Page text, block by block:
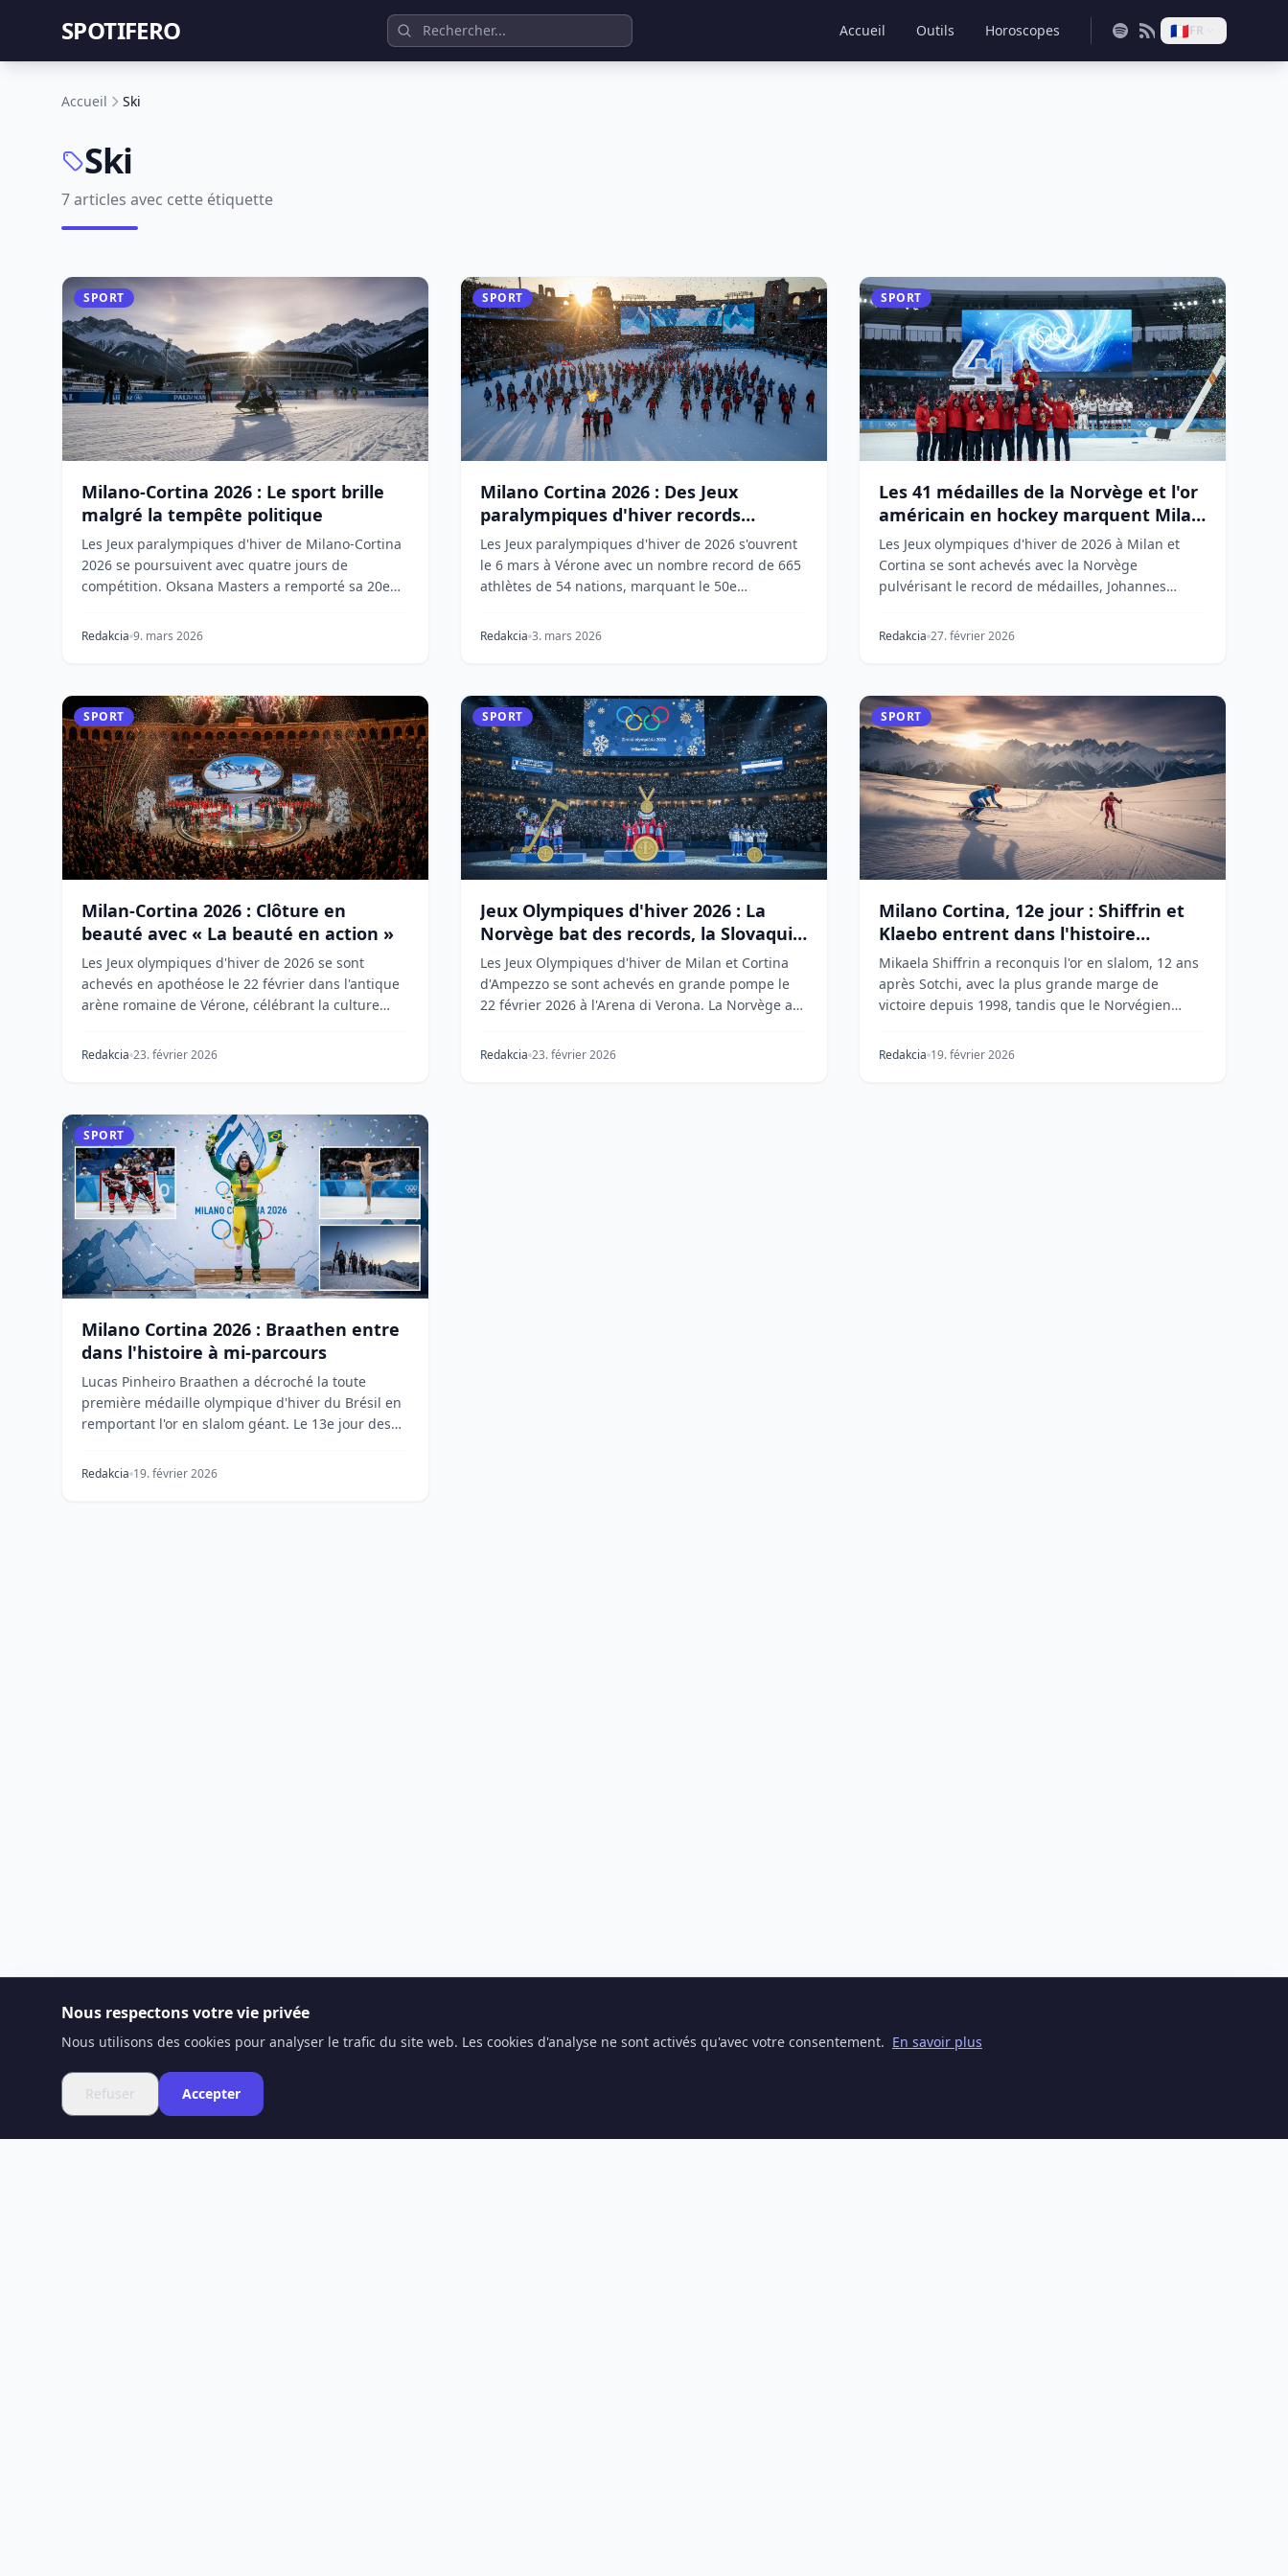
SPOTIFERO Accueil Outils Horoscopes 🇫🇷FR
Accueil Ski
Ski
7 articles avec cette étiquette
SPORT
Milano-Cortina 2026 : Le sport brille
malgré la tempête politique
Les Jeux paralympiques d'hiver de Milano-Cortina
2026 se poursuivent avec quatre jours de
compétition. Oksana Masters a remporté sa 20e
Redakcia 9. mars 2026
SPORT
Milano Cortina 2026 : Des Jeux
paralympiques d'hiver records
débutent le 6 mars
Les Jeux paralympiques d'hiver de 2026 s'ouvrent
le 6 mars à Vérone avec un nombre record de 665
athlètes de 54 nations, marquant le 50e
Redakcia 3. mars 2026
SPORT
Les 41 médailles de la Norvège et l'or
américain en hockey marquent Milan
2026
Les Jeux olympiques d'hiver de 2026 à Milan et
Cortina se sont achevés avec la Norvège
pulvérisant le record de médailles, Johannes
Redakcia 27. février 2026
SPORT
Milan-Cortina 2026 : Clôture en
beauté avec « La beauté en action »
Les Jeux olympiques d'hiver de 2026 se sont
achevés en apothéose le 22 février dans l'antique
arène romaine de Vérone, célébrant la culture
Redakcia 23. février 2026
SPORT
Jeux Olympiques d'hiver 2026 : La
Norvège bat des records, la Slovaquie
rentre bredouille
Les Jeux Olympiques d'hiver de Milan et Cortina
d'Ampezzo se sont achevés en grande pompe le
22 février 2026 à l'Arena di Verona. La Norvège a
Redakcia 23. février 2026
SPORT
Milano Cortina, 12e jour : Shiffrin et
Klaebo entrent dans l'histoire
olympique
Mikaela Shiffrin a reconquis l'or en slalom, 12 ans
après Sotchi, avec la plus grande marge de
victoire depuis 1998, tandis que le Norvégien
Redakcia 19. février 2026
SPORT
Milano Cortina 2026 : Braathen entre
dans l'histoire à mi-parcours
Lucas Pinheiro Braathen a décroché la toute
première médaille olympique d'hiver du Brésil en
remportant l'or en slalom géant. Le 13e jour des
Redakcia 19. février 2026
Nous respectons votre vie privée
Nous utilisons des cookies pour analyser le trafic du site web. Les cookies d'analyse ne sont activés qu'avec votre consentement. En savoir plus
Refuser Accepter